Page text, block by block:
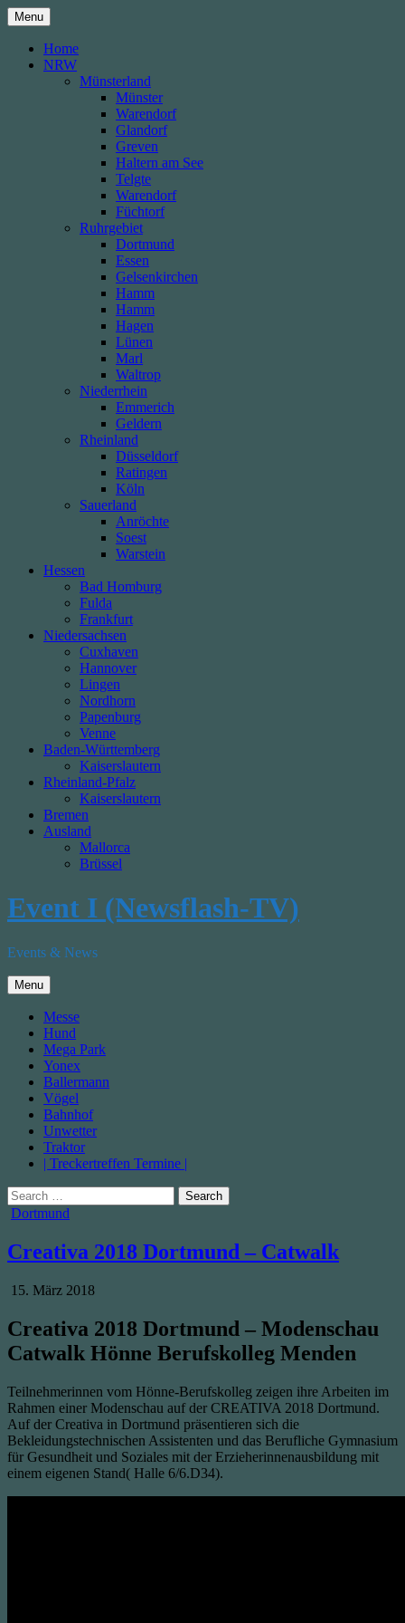
Skip
to
content
Menu
Home
NRW
Münsterland
Münster
Warendorf
Glandorf
Greven
Haltern am See
Telgte
Warendorf
Füchtorf
Ruhrgebiet
Dortmund
Essen
Gelsenkirchen
Hamm
Hamm
Hagen
Lünen
Marl
Waltrop
Niederrhein
Emmerich
Geldern
Rheinland
Düsseldorf
Ratingen
Köln
Sauerland
Anröchte
Soest
Warstein
Hessen
Bad Homburg
Fulda
Frankfurt
Niedersachsen
Cuxhaven
Hannover
Lingen
Nordhorn
Papenburg
Venne
Baden-Württemberg
Kaiserslautern
Rheinland-Pfalz
Kaiserslautern
Bremen
Ausland
Mallorca
Brüssel
Event I (Newsflash-TV)
Events & News
Menu
Messe
Hund
Mega Park
Yonex
Ballermann
Vögel
Bahnhof
Unwetter
Traktor
| Treckertreffen Termine |
Search
for:
Posted
Dortmund
Creativa 2018 Dortmund – Catwalk
Published
15. März 2018
Creativa 2018 Dortmund – Modenschau
Catwalk Hönne Berufskolleg Menden
Teilnehmerinnen vom Hönne-Berufskolleg zeigen ihre Arbeiten im
Rahmen einer Modenschau auf der CREATIVA 2018 Dortmund.
Auf der Creativa in Dortmund präsentieren sich die
Bekleidungstechnischen Assistenten und das Berufliche Gymnasium
für Gesundheit und Soziales mit der Erzieherinnenausbildung mit
einem eigenen Stand( Halle 6/6.D34).